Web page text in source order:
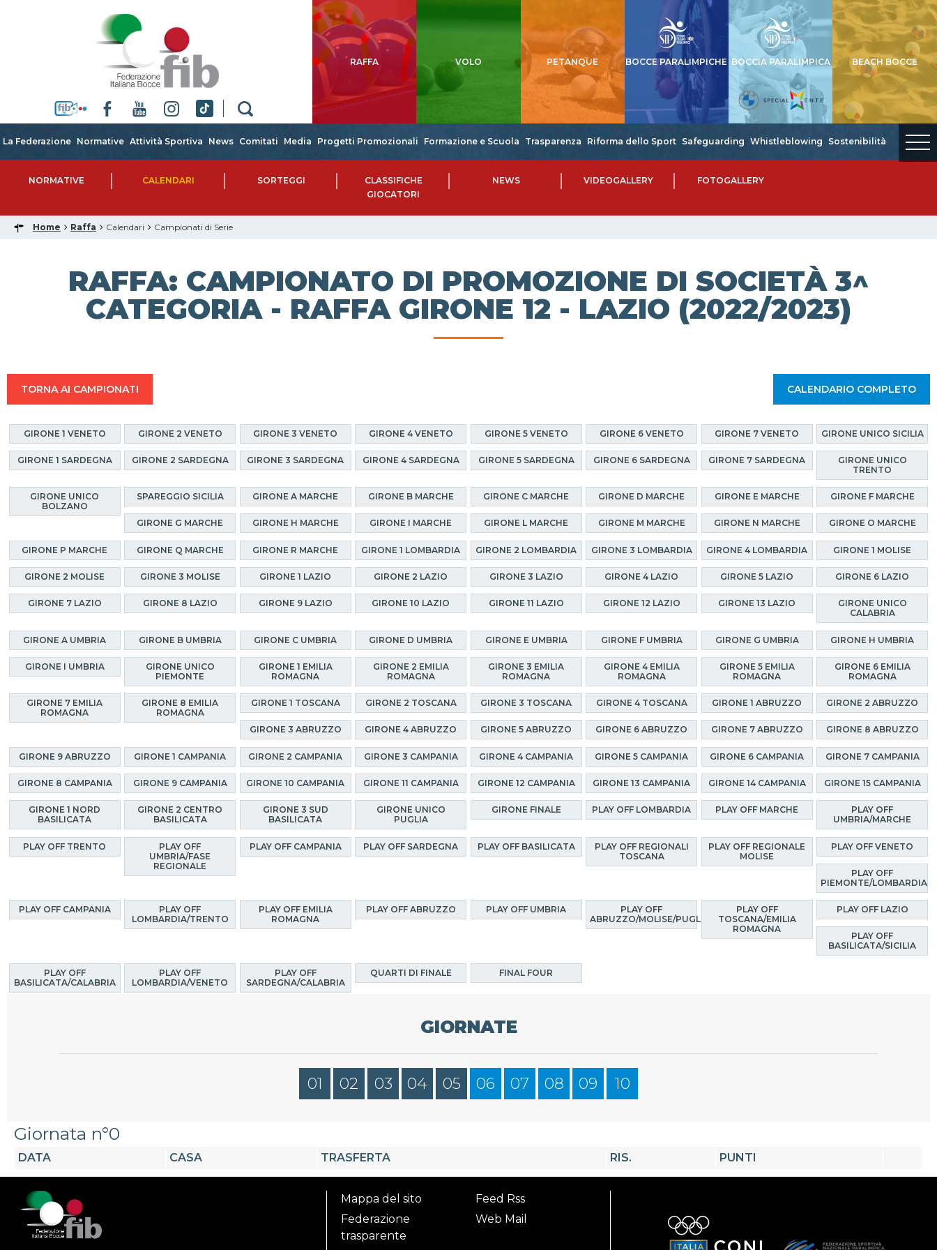
RAFFA VOLO PETANQUE BOCCE PARALIMPICHE BOCCIA PARALIMPICA BEACH BOCCE
La Federazione Normative Attività Sportiva News Comitati Media Progetti Promozionali Formazione e Scuola Trasparenza Riforma dello Sport Safeguarding Whistleblowing Sostenibilità
NORMATIVE CALENDARI SORTEGGI
CLASSIFICHE
GIOCATORI
NEWS VIDEOGALLERY FOTOGALLERY
Home Raffa Calendari Campionati di Serie
RAFFA: CAMPIONATO DI PROMOZIONE DI SOCIETÀ 3^
CATEGORIA - RAFFA GIRONE 12 - LAZIO (2022/2023)
TORNA AI CAMPIONATI CALENDARIO COMPLETO
GIRONE 1 VENETO GIRONE 2 VENETO GIRONE 3 VENETO GIRONE 4 VENETO GIRONE 5 VENETO GIRONE 6 VENETO GIRONE 7 VENETO GIRONE UNICO SICILIA
GIRONE 1 SARDEGNA GIRONE 2 SARDEGNA GIRONE 3 SARDEGNA GIRONE 4 SARDEGNA GIRONE 5 SARDEGNA GIRONE 6 SARDEGNA GIRONE 7 SARDEGNA
GIRONE UNICO
TRENTO
GIRONE UNICO
BOLZANO
SPAREGGIO SICILIA GIRONE A MARCHE GIRONE B MARCHE GIRONE C MARCHE GIRONE D MARCHE GIRONE E MARCHE GIRONE F MARCHE
GIRONE G MARCHE GIRONE H MARCHE GIRONE I MARCHE GIRONE L MARCHE GIRONE M MARCHE GIRONE N MARCHE GIRONE O MARCHE
GIRONE P MARCHE GIRONE Q MARCHE GIRONE R MARCHE GIRONE 1 LOMBARDIA GIRONE 2 LOMBARDIA GIRONE 3 LOMBARDIA GIRONE 4 LOMBARDIA GIRONE 1 MOLISE
GIRONE 2 MOLISE GIRONE 3 MOLISE GIRONE 1 LAZIO GIRONE 2 LAZIO GIRONE 3 LAZIO GIRONE 4 LAZIO GIRONE 5 LAZIO GIRONE 6 LAZIO
GIRONE 7 LAZIO GIRONE 8 LAZIO GIRONE 9 LAZIO GIRONE 10 LAZIO GIRONE 11 LAZIO GIRONE 12 LAZIO GIRONE 13 LAZIO
GIRONE UNICO
CALABRIA
GIRONE A UMBRIA GIRONE B UMBRIA GIRONE C UMBRIA GIRONE D UMBRIA GIRONE E UMBRIA GIRONE F UMBRIA GIRONE G UMBRIA GIRONE H UMBRIA
GIRONE I UMBRIA
GIRONE UNICO
PIEMONTE
GIRONE 1 EMILIA
ROMAGNA
GIRONE 2 EMILIA
ROMAGNA
GIRONE 3 EMILIA
ROMAGNA
GIRONE 4 EMILIA
ROMAGNA
GIRONE 5 EMILIA
ROMAGNA
GIRONE 6 EMILIA
ROMAGNA
GIRONE 7 EMILIA
ROMAGNA
GIRONE 8 EMILIA
ROMAGNA
GIRONE 1 TOSCANA GIRONE 2 TOSCANA GIRONE 3 TOSCANA GIRONE 4 TOSCANA GIRONE 1 ABRUZZO GIRONE 2 ABRUZZO
GIRONE 3 ABRUZZO GIRONE 4 ABRUZZO GIRONE 5 ABRUZZO GIRONE 6 ABRUZZO GIRONE 7 ABRUZZO GIRONE 8 ABRUZZO
GIRONE 9 ABRUZZO GIRONE 1 CAMPANIA GIRONE 2 CAMPANIA GIRONE 3 CAMPANIA GIRONE 4 CAMPANIA GIRONE 5 CAMPANIA GIRONE 6 CAMPANIA GIRONE 7 CAMPANIA
GIRONE 8 CAMPANIA GIRONE 9 CAMPANIA GIRONE 10 CAMPANIA GIRONE 11 CAMPANIA GIRONE 12 CAMPANIA GIRONE 13 CAMPANIA GIRONE 14 CAMPANIA GIRONE 15 CAMPANIA
GIRONE 1 NORD
BASILICATA
GIRONE 2 CENTRO
BASILICATA
GIRONE 3 SUD
BASILICATA
GIRONE UNICO
PUGLIA
GIRONE FINALE PLAY OFF LOMBARDIA PLAY OFF MARCHE
PLAY OFF
UMBRIA/MARCHE
PLAY OFF TRENTO
PLAY OFF
UMBRIA/FASE
REGIONALE
PLAY OFF CAMPANIA PLAY OFF SARDEGNA PLAY OFF BASILICATA
PLAY OFF REGIONALI
TOSCANA
PLAY OFF REGIONALE
MOLISE
PLAY OFF VENETO
PLAY OFF
PIEMONTE/LOMBARDIA
PLAY OFF CAMPANIA
PLAY OFF
LOMBARDIA/TRENTO
PLAY OFF EMILIA
ROMAGNA
PLAY OFF ABRUZZO PLAY OFF UMBRIA
PLAY OFF
ABRUZZO/MOLISE/PUGLIA
PLAY OFF
TOSCANA/EMILIA
ROMAGNA
PLAY OFF LAZIO
PLAY OFF
BASILICATA/SICILIA
PLAY OFF
BASILICATA/CALABRIA
PLAY OFF
LOMBARDIA/VENETO
PLAY OFF
SARDEGNA/CALABRIA
QUARTI DI FINALE FINAL FOUR
GIORNATE
01 02 03 04 05 06 07 08 09 10
Giornata n°0
DATA CASA TRASFERTA RIS. PUNTI
Mappa del sito
Feed Rss
Federazione
trasparente
Web Mail